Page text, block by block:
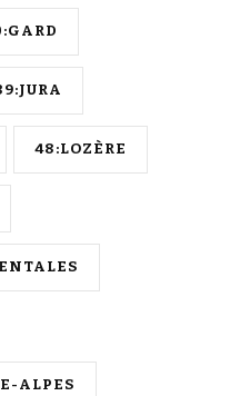
48:LOZÈRE
ALPES